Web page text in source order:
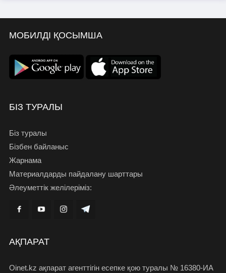
МОБИЛДІ ҚОСЫМША
БІЗ ТУРАЛЫ
Біз туралы
Бізбен байланыс
Жарнама
Материалдарды пайдалану шарттары
Әлеуметтік желілеріміз:
АҚПАРАТ
Oinet.kz ақпарат агенттігін есепке қою туралы № 16380-ИА